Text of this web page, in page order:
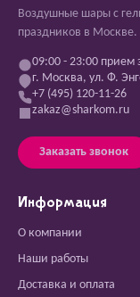
Воздушные шары с
праздников в Москве.
09:00 - 23:00 прием
г. Москва, ул. Ф.
+7 (495) 120-11-26
zakaz@sharkom.ru
Заказать звонок
Информация
О компании
Наши работы
Доставка и оплата